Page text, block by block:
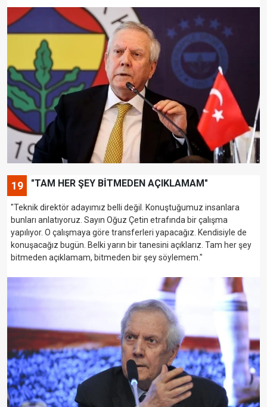
19 "TAM HER ŞEY BİTMEDEN AÇIKLAMAM"
"Teknik direktör adayımız belli değil. Konuştuğumuz insanlara
bunları anlatıyoruz. Sayın Oğuz Çetin etrafında bir çalışma
yapılıyor. O çalışmaya göre transferleri yapacağız. Kendisiyle de
konuşacağız bugün. Belki yarın bir tanesini açıklarız. Tam her şey
bitmeden açıklamam, bitmeden bir şey söylemem."